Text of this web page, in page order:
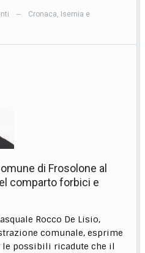
— Cronaca Isernia e
di Frosolone al
comparto forbici e
Rocco De Lisio,
comunale, esprime
possibili ricadute che il